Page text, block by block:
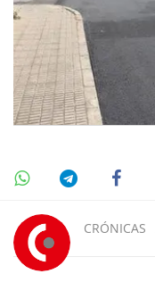
CRÓNICAS